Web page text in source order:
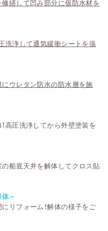
繕して凹み部分に仮防水材を
洗浄して通気緩衝シートを張
ウレタン防水の防水層を施
高圧洗浄してから外壁塗装を
船底天井を解体してクロス貼
～
リフォーム！解体の様子をご